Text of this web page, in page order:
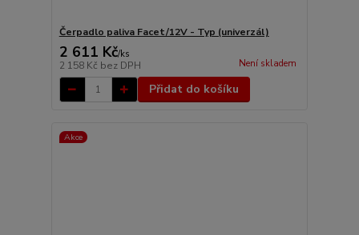
Čerpadlo paliva Facet/12V - Typ (univerzál)
2 611 Kč/ks
2 158 Kč bez DPH Není skladem
Přidat do košíku
Akce